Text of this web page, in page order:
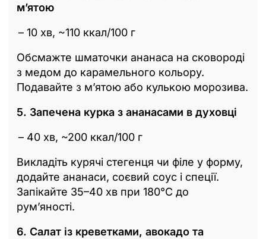
м’ятою
– 10 хв, ~110 ккал/100 г
Обсмажте шматочки ананаса на сковороді
з медом до карамельного кольору.
Подавайте з м’ятою або кулькою морозива.
5. Запечена курка з ананасами в духовці
– 40 хв, ~200 ккал/100 г
Викладіть курячі стегенця чи філе у форму,
додайте ананаси, соєвий соус і спеції.
Запікайте 35–40 хв при 180°C до
рум’яності.
6. Салат із креветками, авокадо та